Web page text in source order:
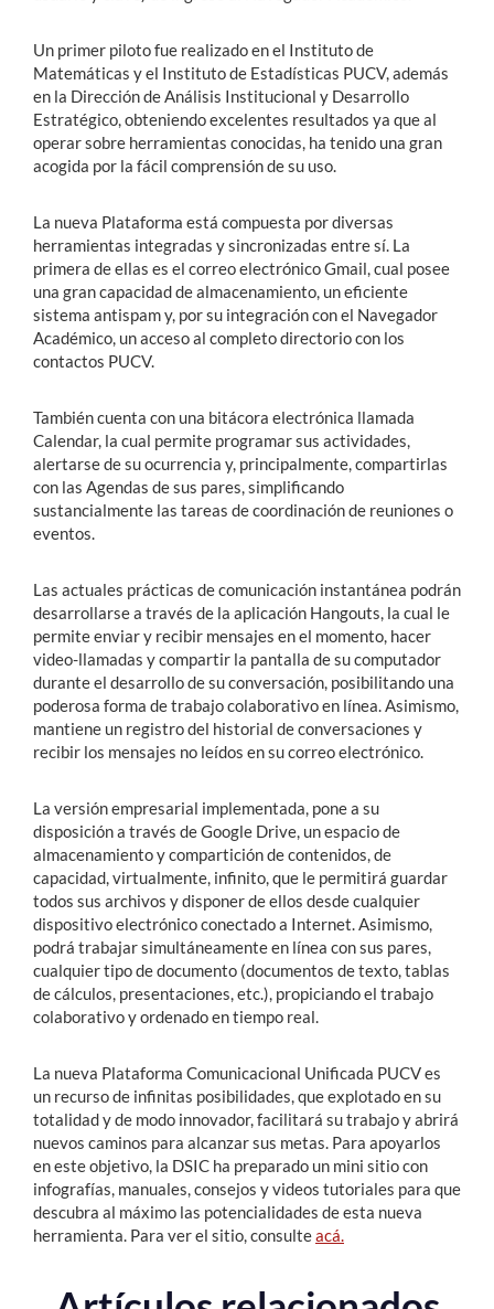
Un primer piloto fue realizado en el Instituto de
Matemáticas y el Instituto de Estadísticas PUCV, además
en la Dirección de Análisis Institucional y Desarrollo
Estratégico, obteniendo excelentes resultados ya que al
operar sobre herramientas conocidas, ha tenido una gran
acogida por la fácil comprensión de su uso.
La nueva Plataforma está compuesta por diversas
herramientas integradas y sincronizadas entre sí. La
primera de ellas es el correo electrónico Gmail, cual posee
una gran capacidad de almacenamiento, un eficiente
sistema antispam y, por su integración con el Navegador
Académico, un acceso al completo directorio con los
contactos PUCV.
También cuenta con una bitácora electrónica llamada
Calendar, la cual permite programar sus actividades,
alertarse de su ocurrencia y, principalmente, compartirlas
con las Agendas de sus pares, simplificando
sustancialmente las tareas de coordinación de reuniones o
eventos.
Las actuales prácticas de comunicación instantánea podrán
desarrollarse a través de la aplicación Hangouts, la cual le
permite enviar y recibir mensajes en el momento, hacer
video-llamadas y compartir la pantalla de su computador
durante el desarrollo de su conversación, posibilitando una
poderosa forma de trabajo colaborativo en línea. Asimismo,
mantiene un registro del historial de conversaciones y
recibir los mensajes no leídos en su correo electrónico.
La versión empresarial implementada, pone a su
disposición a través de Google Drive, un espacio de
almacenamiento y compartición de contenidos, de
capacidad, virtualmente, infinito, que le permitirá guardar
todos sus archivos y disponer de ellos desde cualquier
dispositivo electrónico conectado a Internet. Asimismo,
podrá trabajar simultáneamente en línea con sus pares,
cualquier tipo de documento (documentos de texto, tablas
de cálculos, presentaciones, etc.), propiciando el trabajo
colaborativo y ordenado en tiempo real.
La nueva Plataforma Comunicacional Unificada PUCV es
un recurso de infinitas posibilidades, que explotado en su
totalidad y de modo innovador, facilitará su trabajo y abrirá
nuevos caminos para alcanzar sus metas. Para apoyarlos
en este objetivo, la DSIC ha preparado un mini sitio con
infografías, manuales, consejos y videos tutoriales para que
descubra al máximo las potencialidades de esta nueva
herramienta. Para ver el sitio, consulteacá.